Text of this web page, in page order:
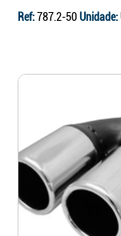
Ref:787.2-50Unidade: